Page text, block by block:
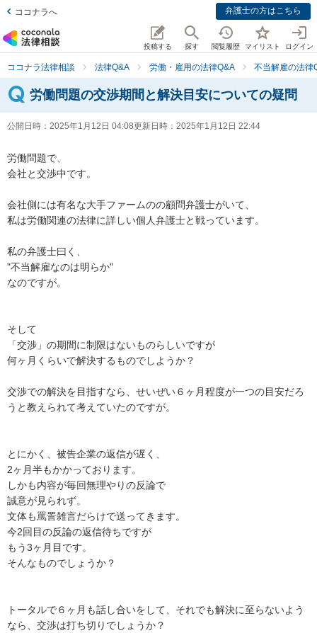
ココナラへ 弁護士の方はこちら
投稿する 探す 閲覧履歴 マイリスト ログイン
ココナラ法律相談 法律Q&A 労働・雇用の法律Q&A 不当解雇の法律
労働問題の交渉期間と解決目安についての疑問
公開日時： 2025年1月12日 04:08更新日時： 2025年1月12日 22:44
労働問題で、
会社と交渉中です。
会社側には有名な大手ファームのの顧問弁護士がいて、
私は労働関連の法律に詳しい個人弁護士と戦っています。
私の弁護士曰く、
"不当解雇なのは明らか"
なのですが。
そして
「交渉」の期間に制限はないものらしいですが
何ヶ月くらいで解決するものでしようか？
交渉での解決を目指すなら、せいぜい６ヶ月程度が一つの目安だろ
うと教えられて考えていたのですが。
とにかく、被告企業の返信が遅く、
2ヶ月半もかかっております。
しかも内容が毎回無理やりの反論で
誠意が見られず。
文体も罵詈雑言だらけで送ってきます。
今2回目の反論の返信待ちですが
もう3ヶ月目です。
そんなものでしょうか？
トータルで６ヶ月も話し合いをして、それでも解決に至らないよう
なら、交渉は打ち切りでしょうか？